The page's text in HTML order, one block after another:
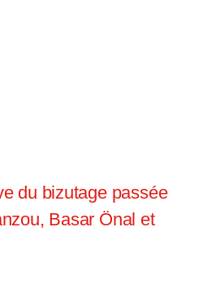
du bizutage passée
Basar Önal et